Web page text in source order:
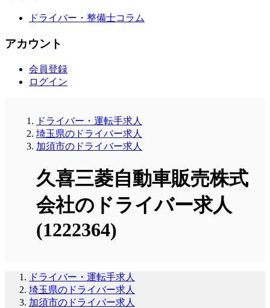
ドライバー・整備士コラム
アカウント
会員登録
ログイン
ドライバー・運転手求人
埼玉県のドライバー求人
加須市のドライバー求人
久喜三菱自動車販売株式
会社のドライバー求人
(1222364)
ドライバー・運転手求人
埼玉県のドライバー求人
加須市のドライバー求人